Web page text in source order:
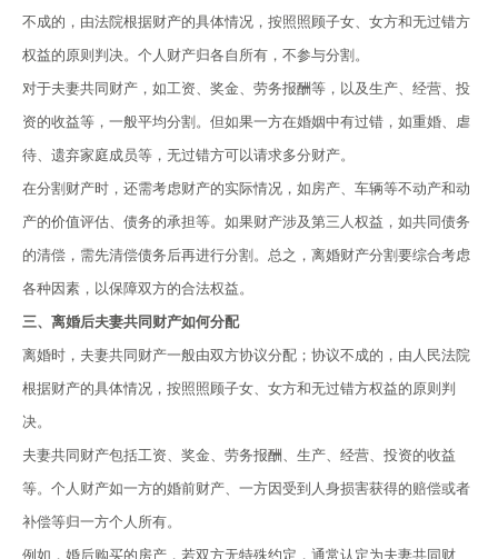
不成的，由法院根据财产的具体情况，按照照顾子女、女方和无过错方
权益的原则判决。个人财产归各自所有，不参与分割。
对于夫妻共同财产，如工资、奖金、劳务报酬等，以及生产、经营、投
资的收益等，一般平均分割。但如果一方在婚姻中有过错，如重婚、虐
待、遗弃家庭成员等，无过错方可以请求多分财产。
在分割财产时，还需考虑财产的实际情况，如房产、车辆等不动产和动
产的价值评估、债务的承担等。如果财产涉及第三人权益，如共同债务
的清偿，需先清偿债务后再进行分割。总之，离婚财产分割要综合考虑
各种因素，以保障双方的合法权益。
三、离婚后夫妻共同财产如何分配
离婚时，夫妻共同财产一般由双方协议分配；协议不成的，由人民法院
根据财产的具体情况，按照照顾子女、女方和无过错方权益的原则判
决。
夫妻共同财产包括工资、奖金、劳务报酬、生产、经营、投资的收益
等。个人财产如一方的婚前财产、一方因受到人身损害获得的赔偿或者
补偿等归一方个人所有。
例如，婚后购买的房产，若双方无特殊约定，通常认定为夫妻共同财